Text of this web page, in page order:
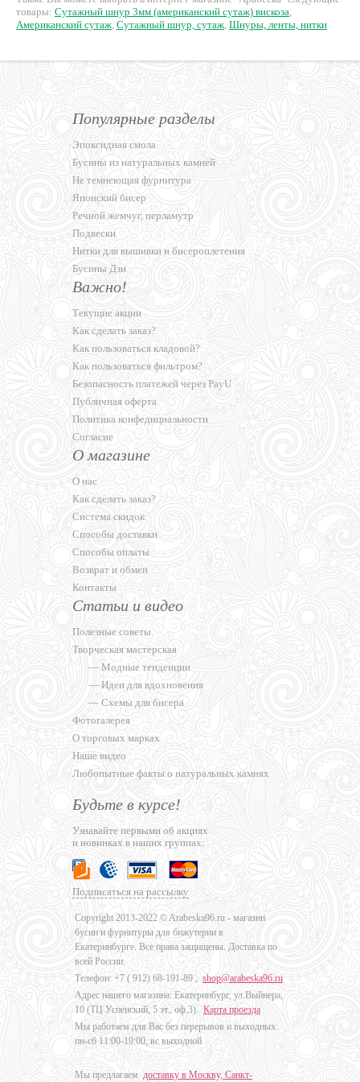
товары: Сутажный шнур 3мм (американский сутаж) вискоза,
Американский сутаж, Сутажный шнур, сутаж, Шнуры, ленты, нитки
Популярные разделы
Эпоксидная смола
Бусины из натуральных камней
Не темнеющая фурнитура
Японский бисер
Речной жемчуг, перламутр
Подвески
Нитки для вышивки и бисероплетения
Бусины Дзи
Важно!
Текущие акции
Как сделать заказ?
Как пользоваться кладовой?
Как пользоваться фильтром?
Безопасность платежей через PayU
Публичная оферта
Политика конфедициальности
Согласие
О магазине
О нас
Как сделать заказ?
Система скидок
Способы доставки
Способы оплаты
Возврат и обмен
Контакты
Статьи и видео
Полезные советы
Творческая мастерская
— Модные тенденции
— Идеи для вдохновения
— Схемы для бисера
Фотогалерея
О торговых марках
Наше видео
Любопытные факты о натуральных камнях
Будьте в курсе!
Узнавайте первыми об акциях
и новинках в наших группах:
Подписаться на рассылку
Copyright 2013-2022 © Arabeska96.ru - магазин
бусин и фурнитуры для бижутерии в
Екатеринбурге. Все права защищены. Доставка по
всей России.
Телефон: +7 ( 912) 68-191-89 , shop@arabeska96.ru
Адрес нашего магазина: Екатеринбург, ул.Выйнера,
10 (ТЦ Успенский, 5 эт., оф.3). Карта проезда
Мы работаем для Вас без перерывов и выходных:
пн-сб 11:00-19:00, вс выходной
Мы предлагаем доставку в Москву, Санкт-